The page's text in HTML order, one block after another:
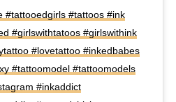
#tattooedgirls #tattoos #ink
#girlswithtatoos #girlswithink
#lovetattoo #inkedbabes
#tattoomodel #tattoomodels
#inkaddict